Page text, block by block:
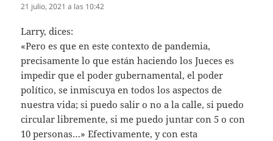
21 julio, 2021 a las 10:42
Larry, dices:
«Pero es que en este contexto de pandemia,
precisamente lo que están haciendo los Jueces es
impedir que el poder gubernamental, el poder
político, se inmiscuya en todos los aspectos de
nuestra vida; si puedo salir o no a la calle, si puedo
circular libremente, si me puedo juntar con 5 o con
10 personas…» Efectivamente, y con esta